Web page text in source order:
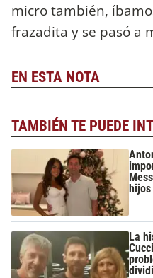
micro también,
frazadita y se pasó a
EN ESTA NOTA
TAMBIÉN TE PUEDE
hijos
La